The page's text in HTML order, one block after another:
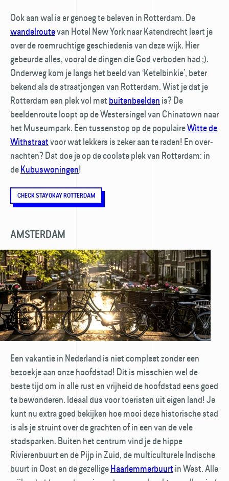
Ook aan wal is er genoeg te beleven in Rotterdam. De
wandelroutevan Hotel New York naar Katendrecht leert je
over de roemruchtige geschiedenis van deze wijk. Hier
gebeurde alles, vooral de dingen die God verboden had ;).
Onderweg kom je langs het beeld van ‘Ketelbinkie’, beter
bekend als de straatjongen van Rotterdam. Wist je dat je
Rotterdam een plek vol met buitenbeelden is? De
beeldenroute loopt op de Westersingel van Chinatown naar
het Museumpark. Een tussenstop op de populaireWitte de
Withstraatvoor wat lekkers is zeker aan te raden! En over­
nachten? Dat doe je op de coolste plek van Rotterdam: in
deKubuswoningen!
CHECK STAYOKAY ROTTERDAM
AMSTERDAM
Een vakantie in Nederland is niet compleet zonder een
bezoekje aan onze hoofd­stad! Dit is misschien wel de
beste tijd om in alle rust en vrijheid de hoofdstad eens goed
te bewonderen. Ideaal dus voor toeristen uit eigen land! Je
kunt nu extra goed bekijken hoe mooi deze historische stad
is als je struint over de grachten of in een van de vele
stadsparken. Buiten het centrum vind je de hippe
Rivierenbuurt en de Pijp in Zuid, de multiculturele Indische
buurt in Oost en de gezelligeHaarlemmer­buurt in West. Alle